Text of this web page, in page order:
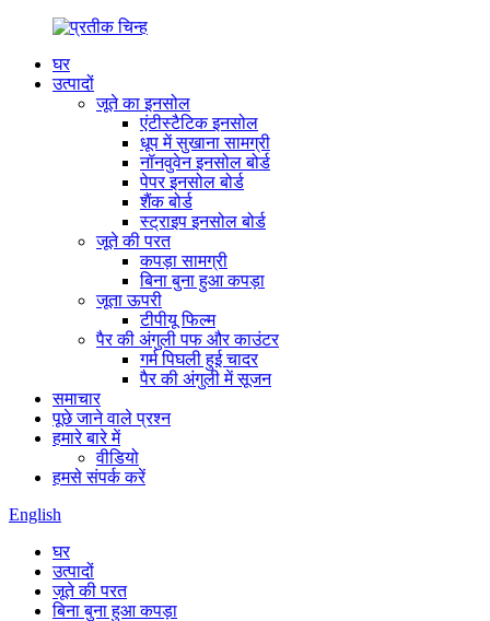
घर
उत्पादों
जूते का इनसोल
एंटीस्टैटिक इनसोल
धूप में सुखाना सामग्री
नॉनवुवेन इनसोल बोर्ड
पेपर इनसोल बोर्ड
शैंक बोर्ड
स्ट्राइप इनसोल बोर्ड
जूते की परत
कपड़ा सामग्री
बिना बुना हुआ कपड़ा
जूता ऊपरी
टीपीयू फिल्म
पैर की अंगुली पफ और काउंटर
गर्म पिघली हुई चादर
पैर की अंगुली में सूजन
समाचार
पूछे जाने वाले प्रश्न
हमारे बारे में
वीडियो
हमसे संपर्क करें
English
घर
उत्पादों
जूते की परत
बिना बुना हुआ कपड़ा